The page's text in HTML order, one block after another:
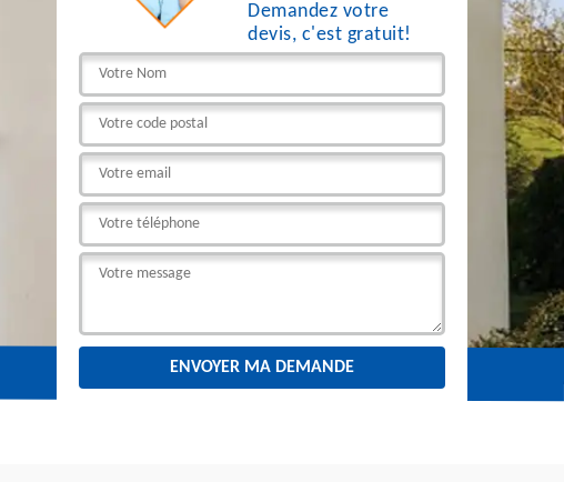
Demandez votre
devis, c'est gratuit!